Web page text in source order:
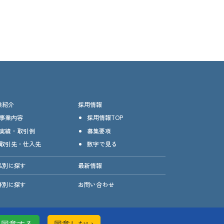
紹介
事業内容
実績・取引例
取引先・仕入先
別に探す
別に探す
採用情報
採用情報TOP
募集要項
数字で見る
最新情報
お問い合わせ